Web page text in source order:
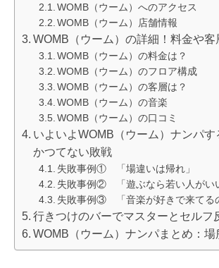
WOMB（ウーム）へのアクセス
WOMB（ウーム）店舗情報
WOMB（ウーム）の詳細！料金や客
WOMB（ウーム）の料金は？
WOMB（ウーム）のフロア構成
WOMB（ウーム）の客層は？
WOMB（ウーム）の音楽
WOMB（ウーム）の口コミ
いよいよWOMB（ウーム）ナンパす
かつてない敗戦
失敗事例① 「場違いは帰れ」
失敗事例② 「遊ぶなら若い人がい
失敗事例③ 「音楽が好きで来てる
行きつけのバーでマスターとセルフ
WOMB（ウーム）ナンパまとめ：場